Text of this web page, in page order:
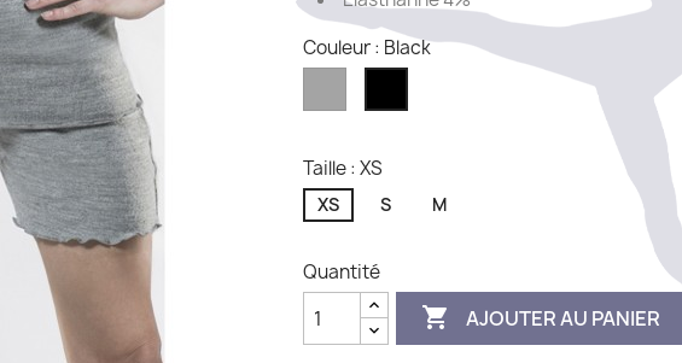
Couleur : Black
Taille : XS
XS S M
Quantité
 AJOUTER AU PANIER